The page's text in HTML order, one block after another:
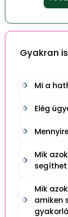
Gyakran
Mi a
Elég
Mik
segíthet
Mik
amiken